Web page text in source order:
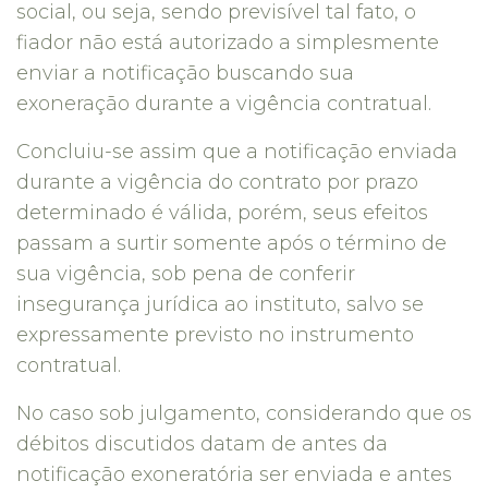
social, ou seja, sendo previsível tal fato, o
fiador não está autorizado a simplesmente
enviar a notificação buscando sua
exoneração durante a vigência contratual.
Concluiu-se assim que a notificação enviada
durante a vigência do contrato por prazo
determinado é válida, porém, seus efeitos
passam a surtir somente após o término de
sua vigência, sob pena de conferir
insegurança jurídica ao instituto, salvo se
expressamente previsto no instrumento
contratual.
No caso sob julgamento, considerando que os
débitos discutidos datam de antes da
notificação exoneratória ser enviada e antes